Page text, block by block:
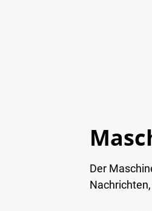
Der